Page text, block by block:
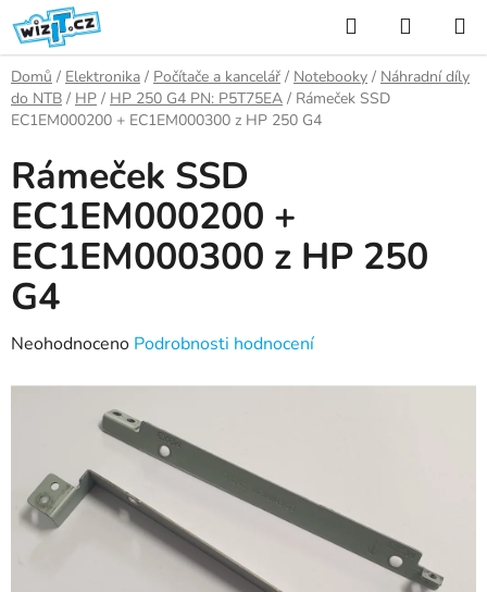
Přejít
na
obsah
Hledat
KOŠÍK
Domů / Elektronika / Počítače a kancelář / Notebooky / Náhradní díly
do NTB / HP / HP 250 G4 PN: P5T75EA / Rámeček SSD
EC1EM000200 + EC1EM000300 z HP 250 G4
Rámeček SSD
EC1EM000200 +
EC1EM000300 z HP 250
G4
Průměrné
Neohodnoceno Podrobnosti hodnocení